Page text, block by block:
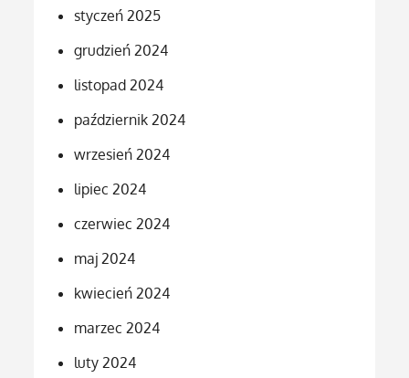
styczeń 2025
grudzień 2024
listopad 2024
październik 2024
wrzesień 2024
lipiec 2024
czerwiec 2024
maj 2024
kwiecień 2024
marzec 2024
luty 2024